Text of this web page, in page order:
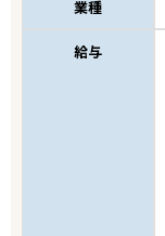
業種
給与